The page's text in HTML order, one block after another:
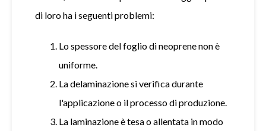
di loro ha i seguenti problemi:
Lo spessore del foglio di neoprene non è
uniforme.
La delaminazione si verifica durante
l'applicazione o il processo di produzione.
La laminazione è tesa o allentata in modo